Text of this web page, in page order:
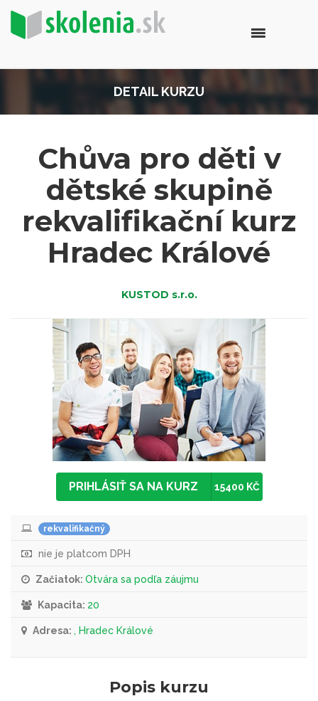
DETAIL KURZU
Chůva pro děti v
dětské skupině
rekvalifikační kurz
Hradec Králové
KUSTOD s.r.o.
PRIHLÁSIŤ SA NA KURZ 15400 KČ
rekvalifikačný
nie je platcom DPH
Začiatok: Otvára sa podľa záujmu
Kapacita: 20
Adresa: , Hradec Králové
Popis kurzu